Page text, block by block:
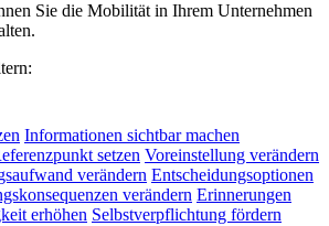
Sie die Mobilität in Ihrem Unternehmen
Informationen sichtbar machen
setzen Voreinstellung verändern
verändern Entscheidungsoptionen
verändern Erinnerungen
erhöhen Selbstverpflichtung fördern